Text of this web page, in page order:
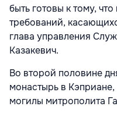
быть готовы к тому,
требований,
глава управления
Казакевич.
Во второй половине
монастырь в
могилы митрополита